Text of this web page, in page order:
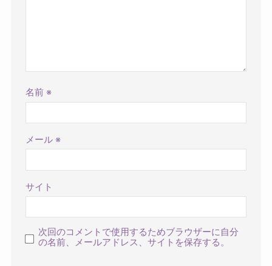
名前 ※
メール ※
サイト
次回のコメントで使用するためブラウザーに自分
の名前、メールアドレス、サイトを保存する。